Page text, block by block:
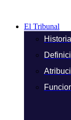
El Tribunal
Historia